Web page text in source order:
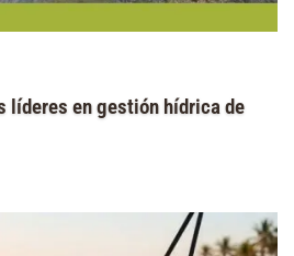
líderes en gestión hídrica de